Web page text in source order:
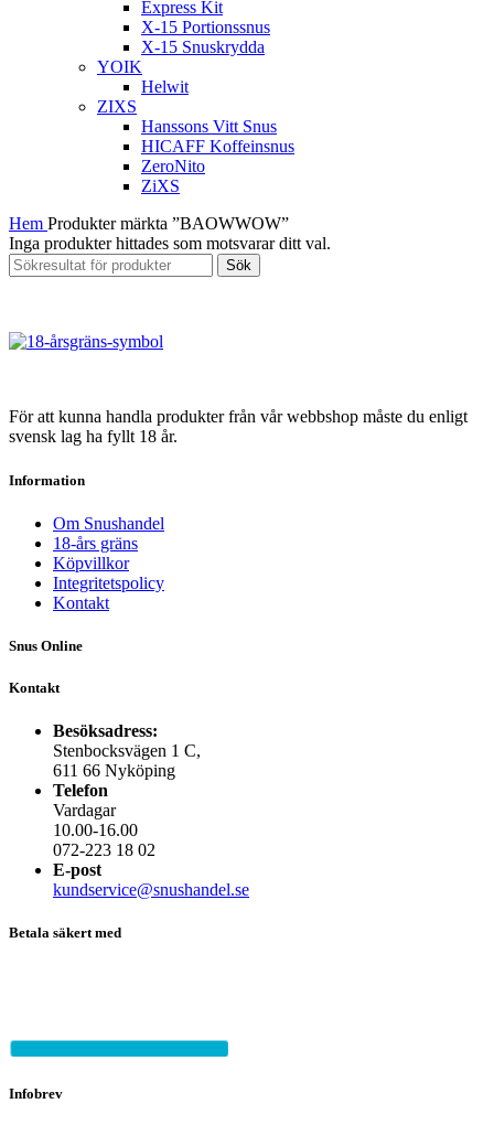
Express Kit
X-15 Portionssnus
X-15 Snuskrydda
YOIK
Helwit
ZIXS
Hanssons Vitt Snus
HICAFF Koffeinsnus
ZeroNito
ZiXS
Hem Produkter märkta ”BAOWWOW”
Inga produkter hittades som motsvarar ditt val.
Sök
För att kunna handla produkter från vår webbshop måste du enligt
svensk lag ha fyllt 18 år.
Information
Om Snushandel
18-års gräns
Köpvillkor
Integritetspolicy
Kontakt
Snus Online
Kontakt
Besöksadress:
Stenbocksvägen 1 C,
611 66 Nyköping
Telefon
Vardagar
10.00-16.00
072-223 18 02
E-post
kundservice@snushandel.se
Betala säkert med
Infobrev